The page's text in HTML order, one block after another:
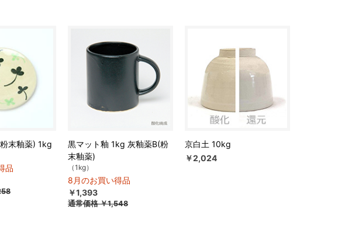
末釉薬) 1kg
品
黒マット釉 1kg 灰釉薬B(粉
末釉薬)
（1kg）
8月のお買い得品
￥1,393
通常価格￥1,548
京白土 10kg
￥2,024